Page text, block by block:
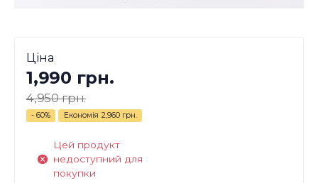
Ціна
1,990 грн.
4,950 грн.
- 60% Економія 2,960 грн.
Цей продукт
недоступний для
покупки